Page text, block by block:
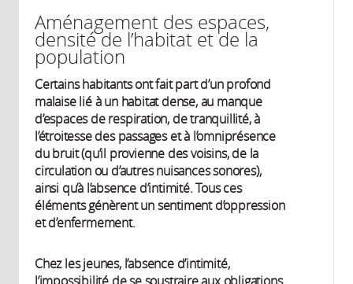
Aménagement des espaces,
densité de l’habitat et de la
population
Certains habitants ont fait part d’un profond
malaise lié à un habitat dense, au manque
d’espaces de respiration, de tranquillité, à
l’étroitesse des passages et à l’omniprésence
du bruit (qu’il provienne des voisins, de la
circulation ou d’autres nuisances sonores),
ainsi qu’à l’absence d’intimité. Tous ces
éléments génèrent un sentiment d’oppression
et d’enfermement.
Chez les jeunes, l’absence d’intimité,